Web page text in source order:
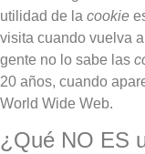
utilidad de la cookie
visita cuando vuelva
gente no lo sabe las
20 años, cuando
World Wide Web.
¿Qué NO ES